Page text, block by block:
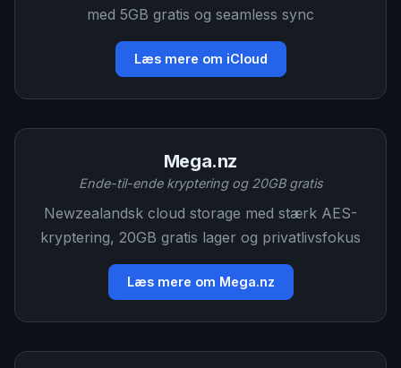
med 5GB gratis og seamless sync
Læs mere om iCloud
Mega.nz
Ende-til-ende kryptering og 20GB gratis
Newzealandsk cloud storage med stærk AES-
kryptering, 20GB gratis lager og privatlivsfokus
Læs mere om Mega.nz